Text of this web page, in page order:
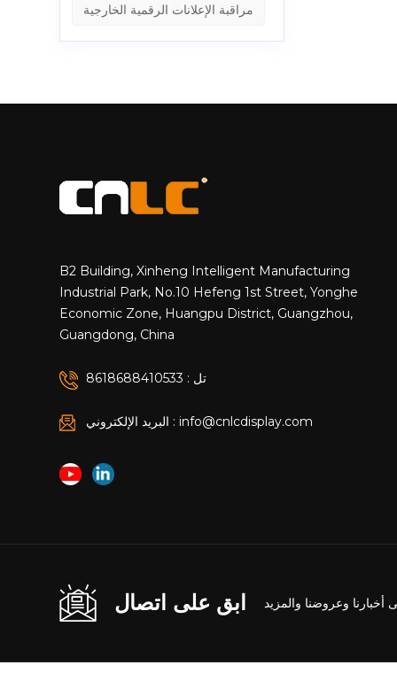
مراقبة الإعلانات الرقمية الخارجية
B2 Building, Xinheng Intelligent Manufacturing
Industrial Park, No.10 Hefeng 1st Street, Yonghe
Economic Zone, Huangpu District, Guangzhou,
Guangdong, China
تل : 8618688410533
البريد الإلكتروني : info@cnlcdisplay.com
ابق على اتصال